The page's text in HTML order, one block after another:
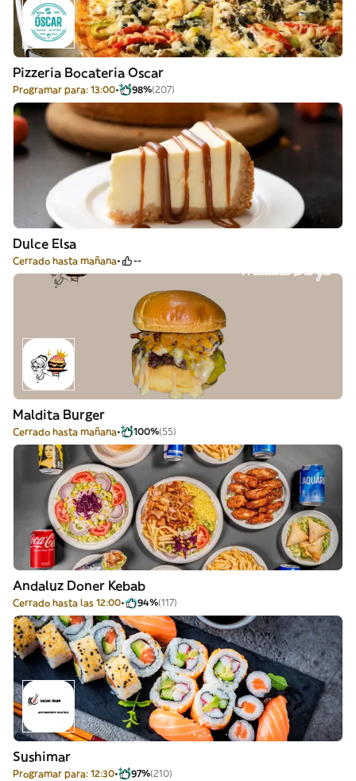
Pizzeria Bocateria Oscar
Programar para: 13:00 98%(207)
Dulce Elsa
Cerrado hasta mañana --
Maldita Burger
Cerrado hasta mañana 100%(55)
Andaluz Doner Kebab
Cerrado hasta las 12:00 94%(117)
Sushimar
Programar para: 12:30 97%(210)